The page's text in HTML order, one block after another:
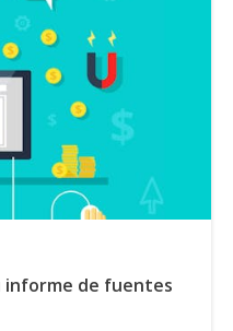
informe de fuentes